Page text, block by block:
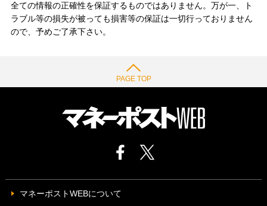
全ての情報の正確性を保証するものではありません。万が一、ト
ラブル等の損失が被っても損害等の保証は一切行っておりません
ので、予めご了承下さい。
PAGE TOP
マネーポストWEBについて